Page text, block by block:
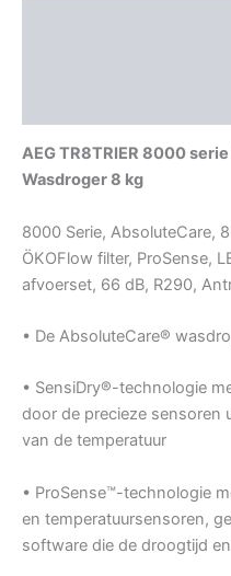
AEG TR8TRIER 8000
Wasdroger 8 kg
8000 Serie, AbsoluteCare,
ÖKOFlow filter, ProSense,
afvoerset, 66 dB, R290,
• De AbsoluteCare®
• SensiDry®-technologie
door de precieze sensoren
van de temperatuur
• ProSense™-technologie
en temperatuursensoren,
software die de droogtijd